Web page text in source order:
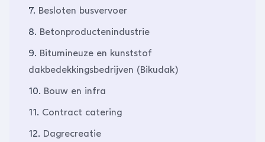
7. Besloten busvervoer
8. Betonproductenindustrie
9. Bitumineuze en kunststof
dakbedekkingsbedrijven (Bikudak)
10. Bouw en infra
11. Contract catering
12. Dagrecreatie